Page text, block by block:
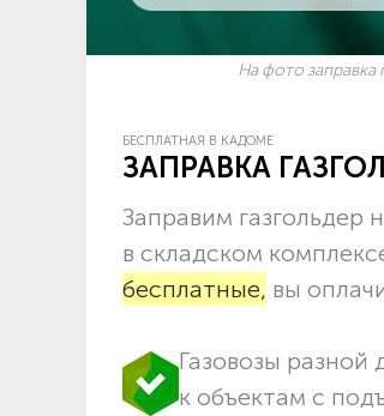
На фото заправка
БЕСПЛАТНАЯ В КАДОМЕ
ЗАПРАВКА
Заправим газгольдер
в складском
бесплатные, вы
Газовозы
к объектам c